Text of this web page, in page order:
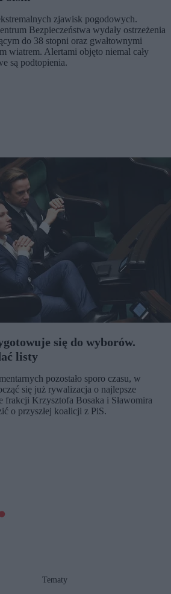
zjawisk pogodowych.
Bezpieczeństwa wydały ostrzeżenia
do 38 stopni oraz gwałtownymi
wiatrem. Alertami objęto niemal cały
są podtopienia.
się do wyborów.
listy
pozostało sporo czasu, w
się już rywalizacja o najlepsze
frakcji Krzysztofa Bosaka i Sławomira
o przyszłej koalicji z PiS.
Tematy